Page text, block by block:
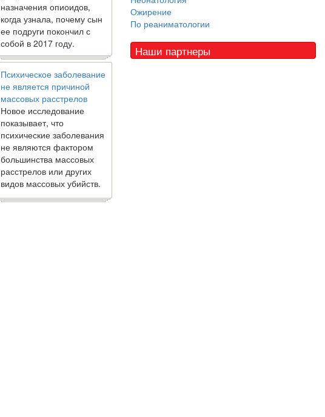
назначения опиоидов,
когда узнала, почему сын
ее подруги покончил с
собой в 2017 году.
Психическое заболевание
не является причиной
массовых расстрелов
Новое исследование
показывает, что
психические заболевания
не являются фактором
большинства массовых
расстрелов или других
видов массовых убийств.
Ожирение
По реаниматологии
Наши партнеры